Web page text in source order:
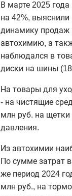
В марте 2025
на 42%, выяснили
динамику продаж
автохимию, а
наблюдался в
диски на шины
На товары для
- на чистящие
млн руб. на
давления.
Из автохимии
По сумме затрат
же период 2024
млн руб., на